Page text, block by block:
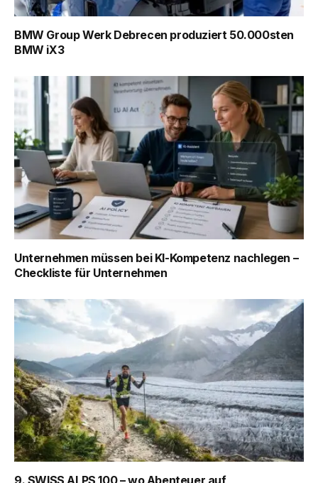
BMW Group Werk Debrecen produziert 50.000sten
BMW iX3
Unternehmen müssen bei KI-Kompetenz nachlegen –
Checkliste für Unternehmen